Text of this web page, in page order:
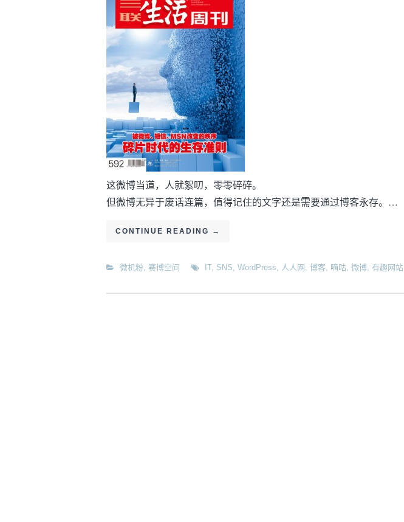
这微博当道，人就絮叨，零零碎碎。
但微博无异于废话连篇，值得记住的文字还是需要通过博客永存。…
CONTINUE READING →
微机粉, 赛博空间 IT, SNS, WordPress, 人人网 , 博客, 嘀咕, 微博, 有趣网站